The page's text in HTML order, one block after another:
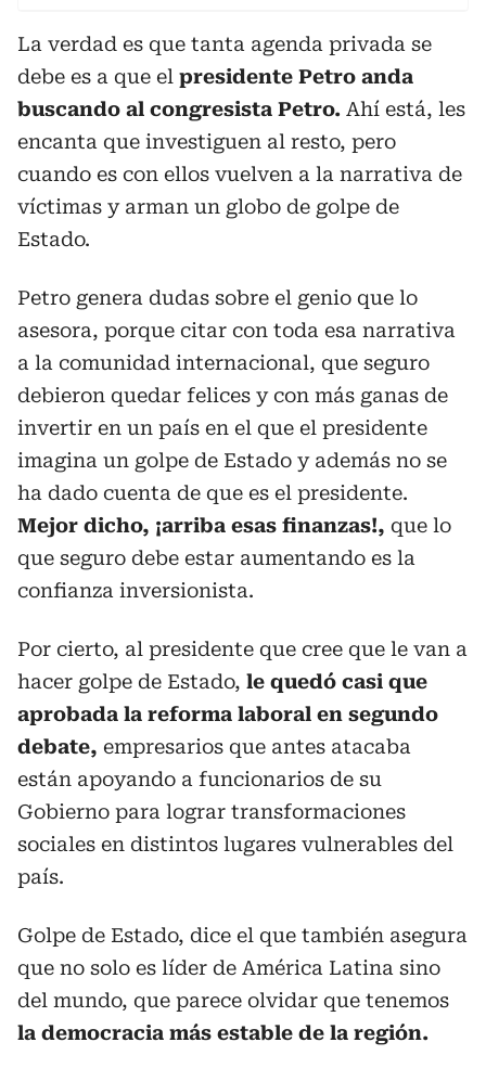
La verdad es que tanta agenda privada se
debe es a que el presidente Petro anda
buscando al congresista Petro. Ahí está, les
encanta que investiguen al resto, pero
cuando es con ellos vuelven a la narrativa de
víctimas y arman un globo de golpe de
Estado.
Petro genera dudas sobre el genio que lo
asesora, porque citar con toda esa narrativa
a la comunidad internacional, que seguro
debieron quedar felices y con más ganas de
invertir en un país en el que el presidente
imagina un golpe de Estado y además no se
ha dado cuenta de que es el presidente.
Mejor dicho, ¡arriba esas finanzas!, que lo
que seguro debe estar aumentando es la
confianza inversionista.
Por cierto, al presidente que cree que le van a
hacer golpe de Estado, le quedó casi que
aprobada la reforma laboral en segundo
debate, empresarios que antes atacaba
están apoyando a funcionarios de su
Gobierno para lograr transformaciones
sociales en distintos lugares vulnerables del
país.
Golpe de Estado, dice el que también asegura
que no solo es líder de América Latina sino
del mundo, que parece olvidar que tenemos
la democracia más estable de la región.